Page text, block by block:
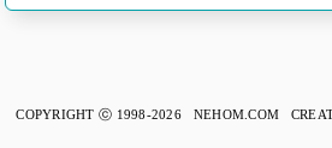
COPYRIGHT ⓒ 1998-2026 NEHOM.COM